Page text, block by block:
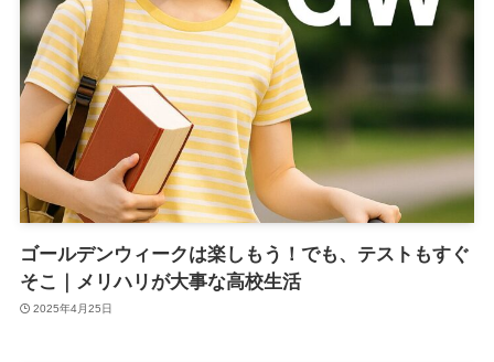
ゴールデンウィークは楽しもう！でも、テストもすぐ
そこ｜メリハリが大事な高校生活
2025年4月25日